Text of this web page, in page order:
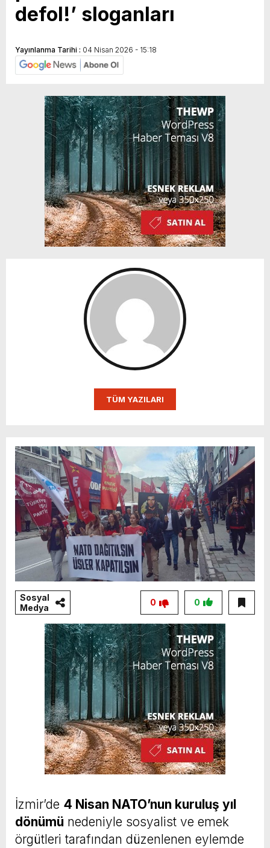
defol!’ sloganları
Yayınlanma Tarihi : 04 Nisan 2026 - 15:18
TÜM YAZILARI
Sosyal
Medya
0
0
İzmir’de 4 Nisan NATO’nun kuruluş yıl
dönümü nedeniyle sosyalist ve emek
örgütleri tarafından düzenlenen eylemde